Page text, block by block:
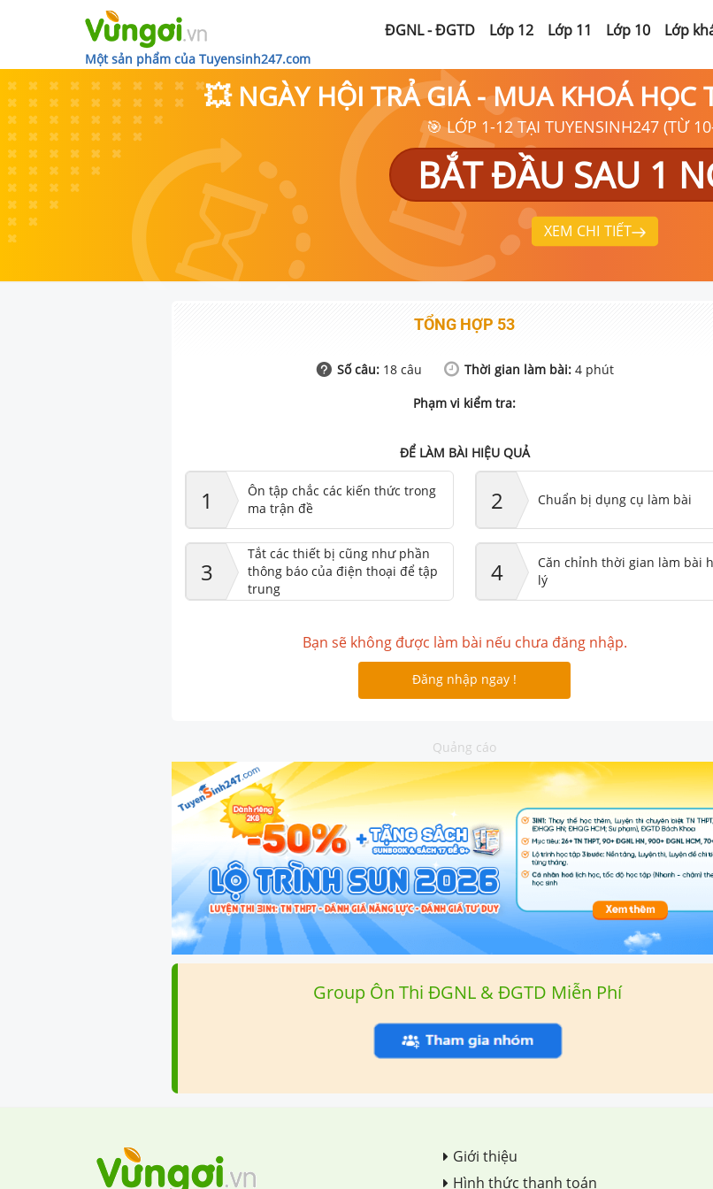
Một sản phẩm của Tuyensinh247.com
ĐGNL - ĐGTD Lớp 12 Lớp 11 Lớp 10 Lớp
💥 NGÀY HỘI TRẢ GIÁ - MUA KHOÁ HỌC
🎯 LỚP 1-12 TẠI TUYENSINH247 (TỪ
BẮT ĐẦU SAU 1
XEM CHI TIẾT
TỔNG HỢP 53
Số câu: 18câu Thời gian làm bài: 4phút
Phạm vi kiểm tra:
ĐỂ LÀM BÀI HIỆU QUẢ
1
Ôn tập chắc các kiến thức trong
ma trận đề
2 Chuẩn bị dụng cụ làm bài
3
Tắt các thiết bị cũng như phần
thông báo của điện thoại để tập
trung
4
Căn chỉnh thời gian làm bài
lý
Bạn sẽ không được làm bài nếu chưa đăng nhập.
Đăng nhập ngay !
Quảng cáo
Group Ôn Thi ĐGNL & ĐGTD Miễn Phí
Giới thiệu
Hình thức thanh toán